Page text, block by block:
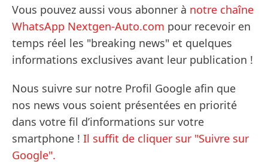
Vous pouvez aussi vous abonner à notre chaîne
WhatsApp Nextgen-Auto.com pour recevoir en
temps réel les "breaking news" et quelques
informations exclusives avant leur publication !
Nous suivre sur notre Profil Google afin que
nos news vous soient présentées en priorité
dans votre fil d’informations sur votre
smartphone ! Il suffit de cliquer sur "Suivre sur
Google".